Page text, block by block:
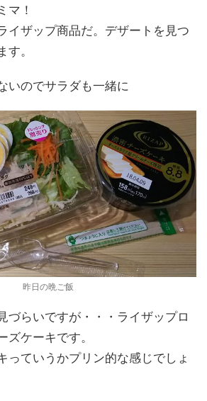
マ！
イザップ商品だ。デザートを見つ
す。
いのでサラダも一緒に
昨日の晩ご飯
づらいですが・・・ライザップロ
ズケーキです。
っていうかプリン的な感じでしょ